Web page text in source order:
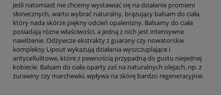
Jeśli natomiast nie chcemy wystawiać się na działanie promieni
słonecznych, warto wybrać naturalny, brązujący balsam do ciała,
który nada skórze piękny odcień opalenizny. Balsamy do ciała
posiadają różne właściwości, a jedną z nich jest intensywne
nawilżenie. Odżywcze ekstrakty z guarany czy nowatorskie
kompleksy Lipout wykazują działania wyszczuplające i
antycellulitowe, które z pewnością przypadną do gustu niejednej
kobiecie. Balsam do ciała oparty zaś na naturalnych olejach, np. z
żurawiny czy marchewki, wpływa na skórę bardzo regeneracyjnie.